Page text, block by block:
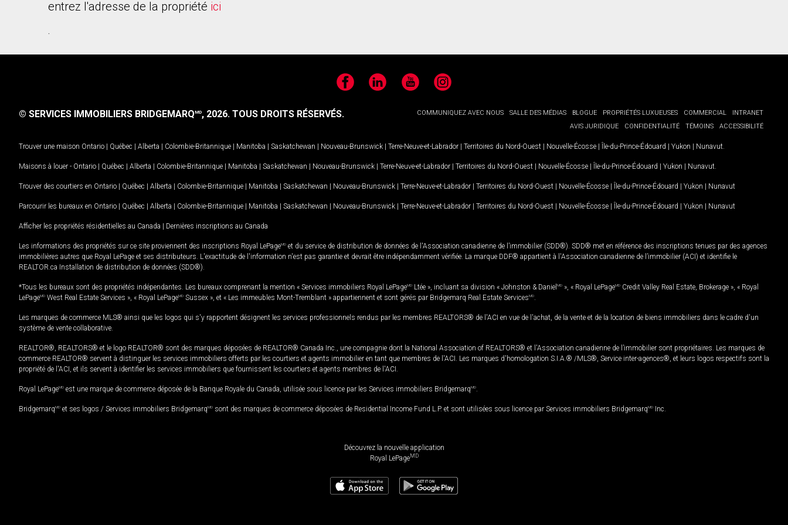
entrez l'adresse de la propriété ici
.
FacebookLinkedIn YouTubeInstagram
COMMUNIQUEZ AVEC NOUS SALLE DES MÉDIAS BLOGUE PROPRIÉTÉS LUXUEUSES COMMERCIAL
INTRANET
AVIS JURIDIQUE
CONFIDENTIALITÉ TÉMOINS ACCESSIBILITÉ
© SERVICES IMMOBILIERS BRIDGEMARQMD, 2026. TOUS DROITS RÉSERVÉS.
Trouver une maison Ontario | Québec | Alberta | Colombie-Britannique | Manitoba | Saskatchewan | Nouveau-Brunswick | Terre-Neuve-et-Labrador | Territoires du Nord-Ouest | Nouvelle-Écosse | Île-du-Prince-Édouard | Yukon | Nunavut
Maisons à louer - Ontario | Québec | Alberta | Colombie-Britannique | Manitoba | Saskatchewan | Nouveau-Brunswick | Terre-Neuve-et-Labrador | Territoires du Nord-Ouest | Nouvelle-Écosse | Île-du-Prince-Édouard | Yukon | Nunavut
Trouver des courtiers en Ontario | Québec | Alberta | Colombie-Britannique | Manitoba | Saskatchewan | Nouveau-Brunswick | Terre-Neuve-et-Labrador | Territoires du Nord-Ouest | Nouvelle-Écosse | Île-du-Prince-Édouard | Yukon | Nunavut
Parcourir les bureaux en Ontario | Québec | Alberta | Colombie-Britannique | Manitoba | Saskatchewan | Nouveau-Brunswick | Terre-Neuve-et-Labrador | Territoires du Nord-Ouest | Nouvelle-Écosse | Île-du-Prince-Édouard | Yukon | Nunavut
Afficher les propriétés résidentielles au Canada | Dernières inscriptions au Canada
Les informations des propriétés sur ce site proviennent des inscriptions Royal LePageMD et du service de distribution de données de l'Association canadienne de l’immobilier (SDD®). SDD® met en référence des inscriptions tenues par des agences
immobilières autres que Royal LePage et ses distributeurs. L'exactitude de l'information n'est pas garantie et devrait être indépendamment vérifiée. La marque DDF® appartient à l'Association canadienne de l’immobilier (ACI) et identifie le
REALTOR.ca Installation de distribution de données (SDD®).
*Tous les bureaux sont des propriétés indépendantes. Les bureaux comprenant la mention « Services immobiliers Royal LePageMD Ltée », incluant sa division « Johnston & Daniel MD », « Royal LePageMD Credit Valley Real Estate, Brokerage », « Royal
LePageMD West Real Estate Services », « Royal LePageMD Sussex », et « Les immeubles Mont-Tremblant » appartiennent et sont gérés par Bridgemarq Real Estate ServicesMD
Les marques de commerce MLS® ainsi que les logos qui s'y rapportent désignent les services professionnels rendus par les membres REALTORS® de l'ACI en vue de l'achat, de la vente et de la location de biens immobiliers dans le cadre d'un
système de vente collaborative.
REALTOR®, REALTORS® et le logo REALTOR® sont des marques déposées de REALTOR® Canada Inc., une compagnie dont la National Association of REALTORS® et l'Association canadienne de l’immobilier sont propriétaires. Les marques de
commerce REALTOR® servent à distinguer les services immobiliers offerts par les courtiers et agents immobilier en tant que membres de l'ACI. Les marques d'homologation S.I.A.® /MLS®, Service inter-agences®, et leurs logos respectifs sont la
propriété de l'ACI, et ils servent à identifier les services immobiliers que fournissent les courtiers et agents membres de l'ACI.
Royal LePageMD est une marque de commerce déposée de la Banque Royale du Canada, utilisée sous licence par les Services immobiliers BridgemarqMD
BridgemarqMD et ses logos / Services immobiliers BridgemarqMD sont des marques de commerce déposées de Residential Income Fund L.P. et sont utilisées sous licence par Services immobiliers BridgemarqMD Inc.
Découvrez la nouvelle application
Royal LePageMD